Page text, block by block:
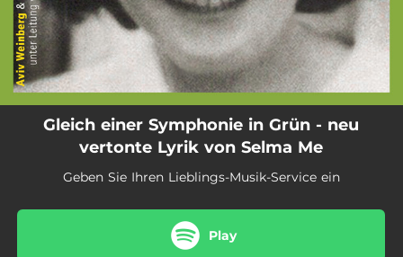
Sonne im August
06:26
Schlaflied für dich
03:45
Sonett
03:26
Gleich einer Symphonie in Grün - neu
vertonte Lyrik von Selma Me
Geben Sie Ihren Lieblings-Musik-Service ein
Play